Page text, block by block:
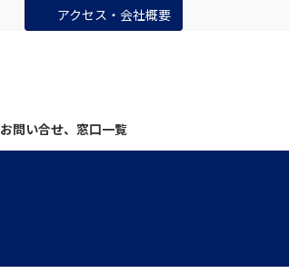
アクセス・会社概要
お問い合せ、窓口一覧